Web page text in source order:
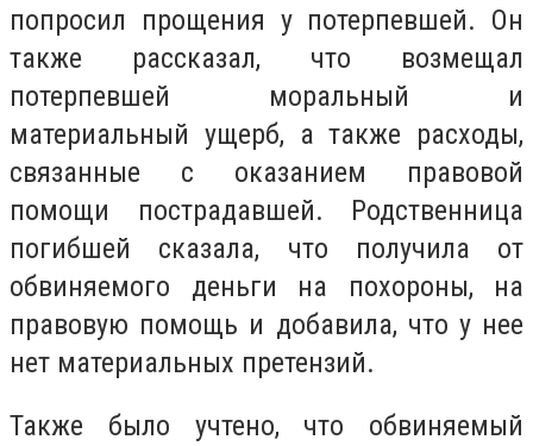
попросил прощения у потерпевшей. Он
также рассказал, что возмещал
потерпевшей моральный и
материальный ущерб, а также расходы,
связанные с оказанием правовой
помощи пострадавшей. Родственница
погибшей сказала, что получила от
обвиняемого деньги на похороны, на
правовую помощь и добавила, что у нее
нет материальных претензий.
Также было учтено, что обвиняемый